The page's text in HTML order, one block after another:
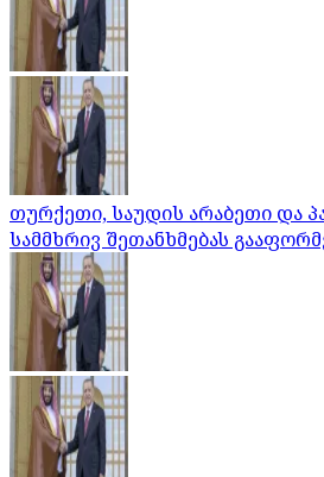
თურქეთი, საუდის არაბეთი და
სამმხრივ შეთანხმებას